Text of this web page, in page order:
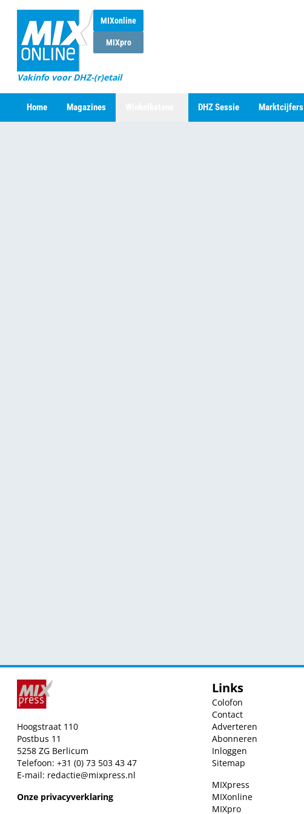
MIXonline
MIXpro
Vakinfo voor DHZ-(r)etail
Home Magazines DHZ Sessie Marktcijfers
Hoogstraat 110
Postbus 11
5258 ZG Berlicum
Telefoon: +31 (0) 73 503 43 47
E-mail: redactie@mixpress.nl
Onze privacyverklaring
Links
Colofon
Contact
Adverteren
Abonneren
Inloggen
Sitemap
MIXpress
MIXonline
MIXpro